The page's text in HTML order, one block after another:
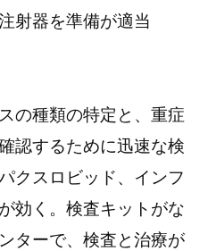
射器を準備が適当
の種類の特定と、重症
認するために迅速な検
クスロビッド、インフ
効く。検査キットがな
ターで、検査と治療が